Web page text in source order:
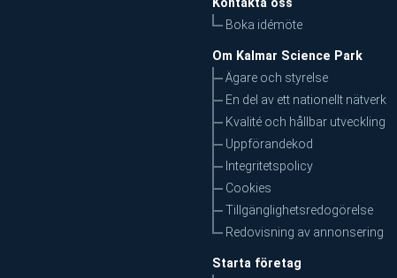
Boka idémöte
Om Kalmar Science Park
Ägare och styrelse
En del av ett nationellt nätverk
Kvalité och hållbar utveckling
Uppförandekod
Integritetspolicy
Cookies
Tillgänglighetsredogörelse
Redovisning av annonsering
Starta företag